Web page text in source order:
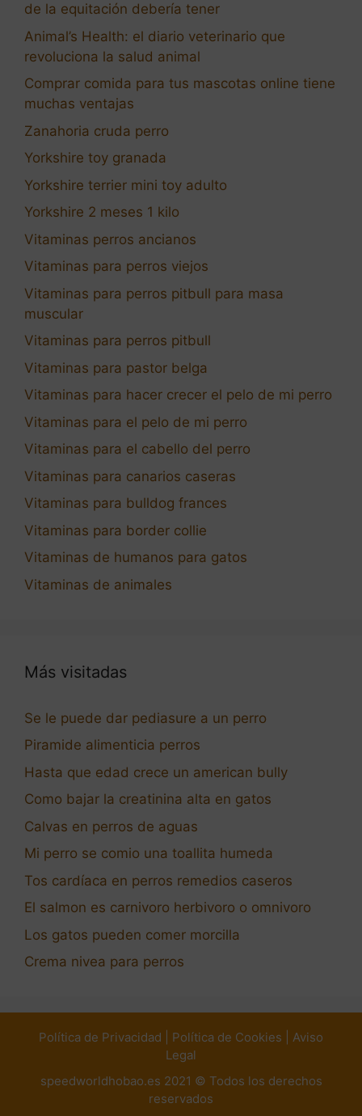
de la equitación debería tener
Animal’s Health: el diario veterinario que
revoluciona la salud animal
Comprar comida para tus mascotas online tiene
muchas ventajas
Zanahoria cruda perro
Yorkshire toy granada
Yorkshire terrier mini toy adulto
Yorkshire 2 meses 1 kilo
Vitaminas perros ancianos
Vitaminas para perros viejos
Vitaminas para perros pitbull para masa
muscular
Vitaminas para perros pitbull
Vitaminas para pastor belga
Vitaminas para hacer crecer el pelo de mi perro
Vitaminas para el pelo de mi perro
Vitaminas para el cabello del perro
Vitaminas para canarios caseras
Vitaminas para bulldog frances
Vitaminas para border collie
Vitaminas de humanos para gatos
Vitaminas de animales
Más visitadas
Se le puede dar pediasure a un perro
Piramide alimenticia perros
Hasta que edad crece un american bully
Como bajar la creatinina alta en gatos
Calvas en perros de aguas
Mi perro se comio una toallita humeda
Tos cardíaca en perros remedios caseros
El salmon es carnivoro herbivoro o omnivoro
Los gatos pueden comer morcilla
Crema nivea para perros
Política de Privacidad Política de Cookies
Aviso
Legal
speedworldhobao.es 2021 © Todos los derechos
reservados